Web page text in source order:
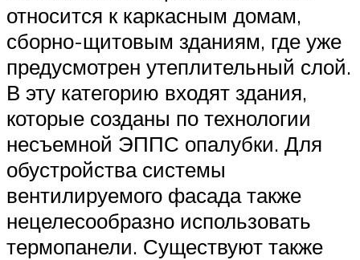
относится к каркасным домам,
сборно-щитовым зданиям, где уже
предусмотрен утеплительный слой.
В эту категорию входят здания,
которые созданы по технологии
несъемной ЭППС опалубки. Для
обустройства системы
вентилируемого фасада также
нецелесообразно использовать
термопанели. Существуют также